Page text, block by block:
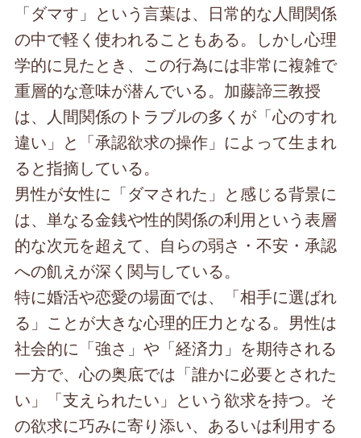
「ダマす」という言葉は、日常的な人間関係
の中で軽く使われることもある。しかし心理
学的に見たとき、この行為には非常に複雑で
重層的な意味が潜んでいる。加藤諦三教授
は、人間関係のトラブルの多くが「心のすれ
違い」と「承認欲求の操作」によって生まれ
ると指摘している。
男性が女性に「ダマされた」と感じる背景に
は、単なる金銭や性的関係の利用という表層
的な次元を超えて、自らの弱さ・不安・承認
への飢えが深く関与している。
特に婚活や恋愛の場面では、「相手に選ばれ
る」ことが大きな心理的圧力となる。男性は
社会的に「強さ」や「経済力」を期待される
一方で、心の奥底では「誰かに必要とされた
い」「支えられたい」という欲求を持つ。そ
の欲求に巧みに寄り添い、あるいは利用する